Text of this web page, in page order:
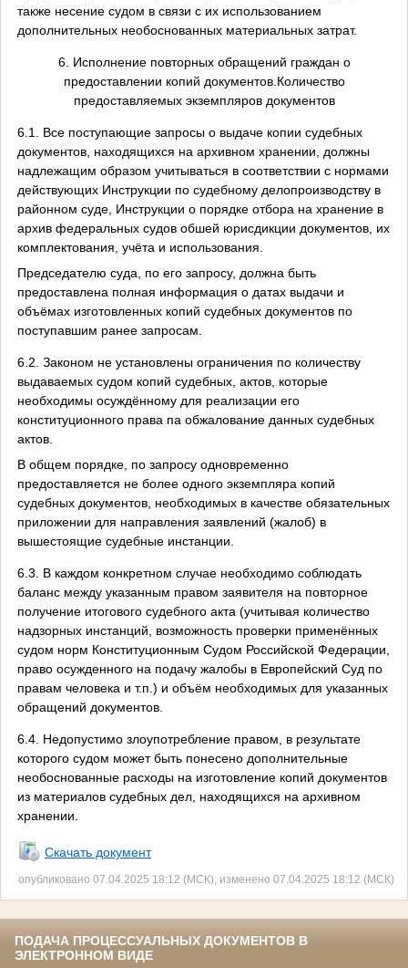
также несение судом в связи с их использованием
дополнительных необоснованных материальных затрат.
6. Исполнение повторных обращений граждан о
предоставлении копий документов.Количество
предоставляемых экземпляров документов
6.1. Все поступающие запросы о выдаче копии судебных
документов, находящихся на архивном хранении, должны
надлежащим образом учитываться в соответствии с нормами
действующих Инструкции по судебному делопроизводству в
районном суде, Инструкции о порядке отбора на хранение в
архив федеральных судов обшей юрисдикции документов, их
комплектования, учёта и использования.
Председателю суда, по его запросу, должна быть
предоставлена полная информация о датах выдачи и
объёмах изготовленных копий судебных документов по
поступавшим ранее запросам.
6.2. Законом не установлены ограничения по количеству
выдаваемых судом копий судебных, актов, которые
необходимы осуждённому для реализации его
конституционного права па обжалование данных судебных
актов.
В общем порядке, по запросу одновременно
предоставляется не более одного экземпляра копий
судебных документов, необходимых в качестве обязательных
приложении для направления заявлений (жалоб) в
вышестоящие судебные инстанции.
6.3. В каждом конкретном случае необходимо соблюдать
баланс между указанным правом заявителя на повторное
получение итогового судебного акта (учитывая количество
надзорных инстанций, возможность проверки применённых
судом норм Конституционным Судом Российской Федерации,
право осужденного на подачу жалобы в Европейский Суд по
правам человека и т.п.) и объём необходимых для указанных
обращений документов.
6.4. Недопустимо злоупотребление правом, в результате
которого судом может быть понесено дополнительные
необоснованные расходы на изготовление копий документов
из материалов судебных дел, находящихся на архивном
хранении.
Скачать документ
опубликовано 07.04.2025 18:12 (МСК), изменено 07.04.2025 18:12 (МСК)
ПОДАЧА ПРОЦЕССУАЛЬНЫХ ДОКУМЕНТОВ В
ЭЛЕКТРОННОМ ВИДЕ